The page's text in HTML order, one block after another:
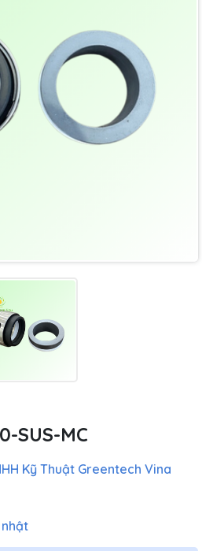
SUS-MC
Kỹ Thuật Greentech Vina